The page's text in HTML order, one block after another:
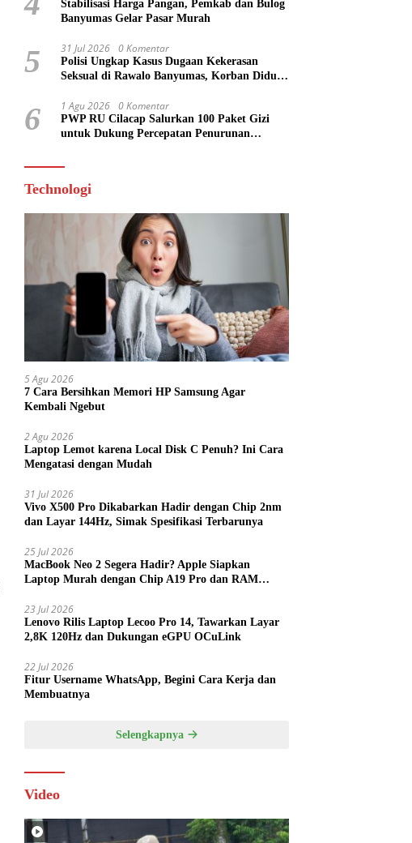
Stabilisasi Harga Pangan, Pemkab dan Bulog
Banyumas Gelar Pasar Murah
5 31 Jul 2026 0 Komentar
Polisi Ungkap Kasus Dugaan Kekerasan
Seksual di Rawalo Banyumas, Korban Diduga
6 1 Agu 2026 0 Komentar
PWP RU Cilacap Salurkan 100 Paket Gizi
untuk Dukung Percepatan Penurunan
Technologi
5 Agu 2026
7 Cara Bersihkan Memori HP Samsung Agar
Kembali Ngebut
2 Agu 2026
Laptop Lemot karena Local Disk C Penuh? Ini Cara
Mengatasi dengan Mudah
31 Jul 2026
Vivo X500 Pro Dikabarkan Hadir dengan Chip 2nm
dan Layar 144Hz, Simak Spesifikasi Terbarunya
25 Jul 2026
MacBook Neo 2 Segera Hadir? Apple Siapkan
Laptop Murah dengan Chip A19 Pro dan RAM
23 Jul 2026
Lenovo Rilis Laptop Lecoo Pro 14, Tawarkan Layar
2,8K 120Hz dan Dukungan eGPU OCuLink
22 Jul 2026
Fitur Username WhatsApp, Begini Cara Kerja dan
Membuatnya
Selengkapnya
Video